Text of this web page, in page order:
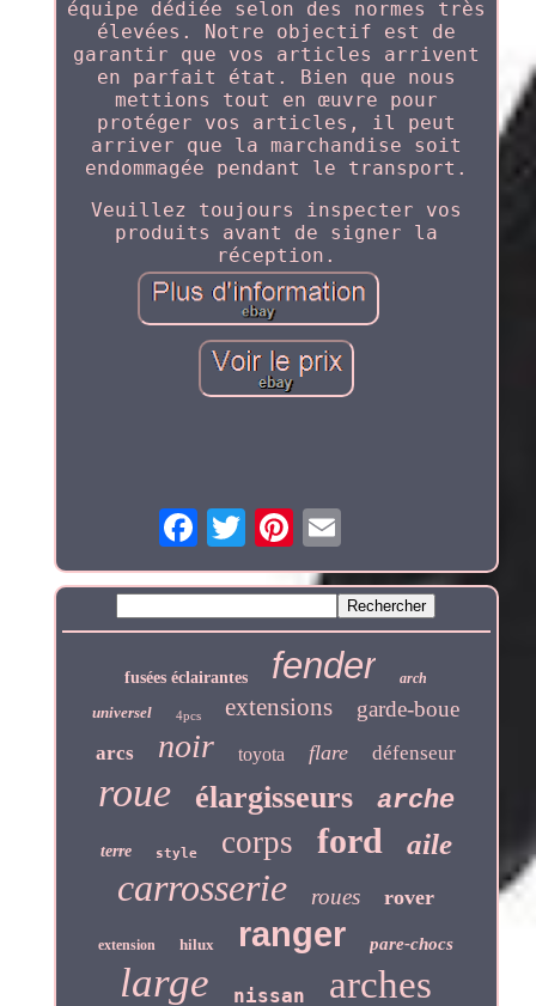
équipe dédiée selon des normes très
élevées. Notre objectif est de
garantir que vos articles arrivent
en parfait état. Bien que nous
mettions tout en œuvre pour
protéger vos articles, il peut
arriver que la marchandise soit
endommagée pendant le transport.
Veuillez toujours inspecter vos
produits avant de signer la
réception.
fusées éclairantes fender arch
universel 4pcs extensions garde-boue
arcs noir toyota flare défenseur
roue élargisseurs arche
terre style corps ford aile
carrosserie roues rover
extension hilux ranger pare-chocs
large nissan arches